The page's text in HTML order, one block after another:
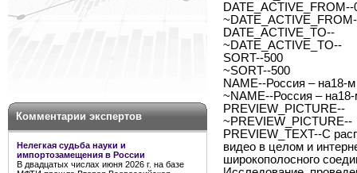
Комментарии экспертов
Нелегкая судьба науки и
импортозамещения в России
В двадцатых числах июня 2026 г. на базе
DATE_ACTIVE_FROM--
DATE_ACTIVE_TO--
~DATE_ACTIVE_TO--
SORT--500
~SORT--500
NAME--Россия – на18-
~NAME--Россия –
PREVIEW_PICTURE--
~PREVIEW_PICTURE--
PREVIEW_TEXT--С
видео в целом и
широкополосного